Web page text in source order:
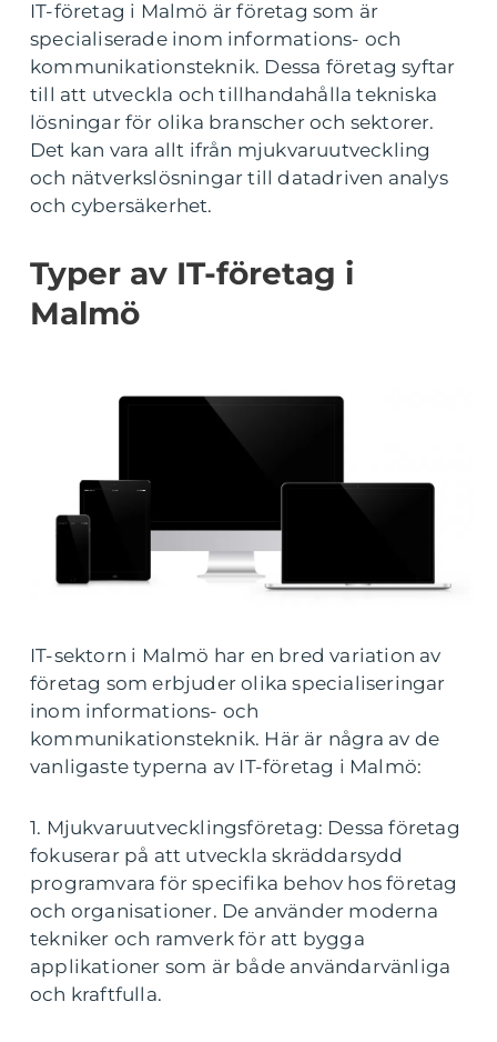
IT-företag i Malmö är företag som är
specialiserade inom informations- och
kommunikationsteknik. Dessa företag syftar
till att utveckla och tillhandahålla tekniska
lösningar för olika branscher och sektorer.
Det kan vara allt ifrån mjukvaruutveckling
och nätverkslösningar till datadriven analys
och cybersäkerhet.
Typer av IT-företag i
Malmö
IT-sektorn i Malmö har en bred variation av
företag som erbjuder olika specialiseringar
inom informations- och
kommunikationsteknik. Här är några av de
vanligaste typerna av IT-företag i Malmö:
1. Mjukvaruutvecklingsföretag: Dessa företag
fokuserar på att utveckla skräddarsydd
programvara för specifika behov hos företag
och organisationer. De använder moderna
tekniker och ramverk för att bygga
applikationer som är både användarvänliga
och kraftfulla.